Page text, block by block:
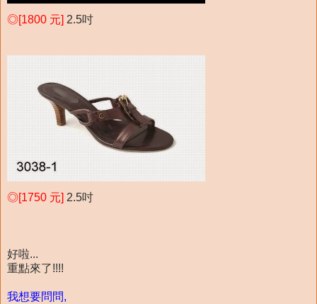
◎[1800 元] 2.5吋
◎[1750 元] 2.5吋
好啦...
重點來了!!!!
我想要問問,